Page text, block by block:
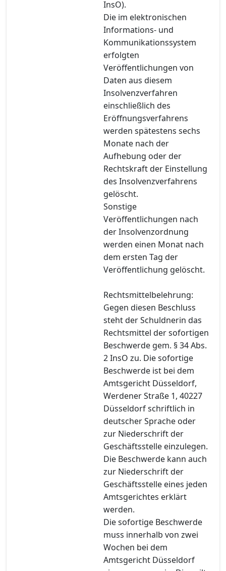
InsO).
Die im elektronischen
Informations- und
Kommunikationssystem
erfolgten
Veröffentlichungen von
Daten aus diesem
Insolvenzverfahren
einschließlich des
Eröffnungsverfahrens
werden spätestens sechs
Monate nach der
Aufhebung oder der
Rechtskraft der Einstellung
des Insolvenzverfahrens
gelöscht.
Sonstige
Veröffentlichungen nach
der Insolvenzordnung
werden einen Monat nach
dem ersten Tag der
Veröffentlichung gelöscht.
Rechtsmittelbelehrung:
Gegen diesen Beschluss
steht der Schuldnerin das
Rechtsmittel der sofortigen
Beschwerde gem. § 34 Abs.
2 InsO zu. Die sofortige
Beschwerde ist bei dem
Amtsgericht Düsseldorf,
Werdener Straße 1, 40227
Düsseldorf schriftlich in
deutscher Sprache oder
zur Niederschrift der
Geschäftsstelle einzulegen.
Die Beschwerde kann auch
zur Niederschrift der
Geschäftsstelle eines jeden
Amtsgerichtes erklärt
werden.
Die sofortige Beschwerde
muss innerhalb von zwei
Wochen bei dem
Amtsgericht Düsseldorf